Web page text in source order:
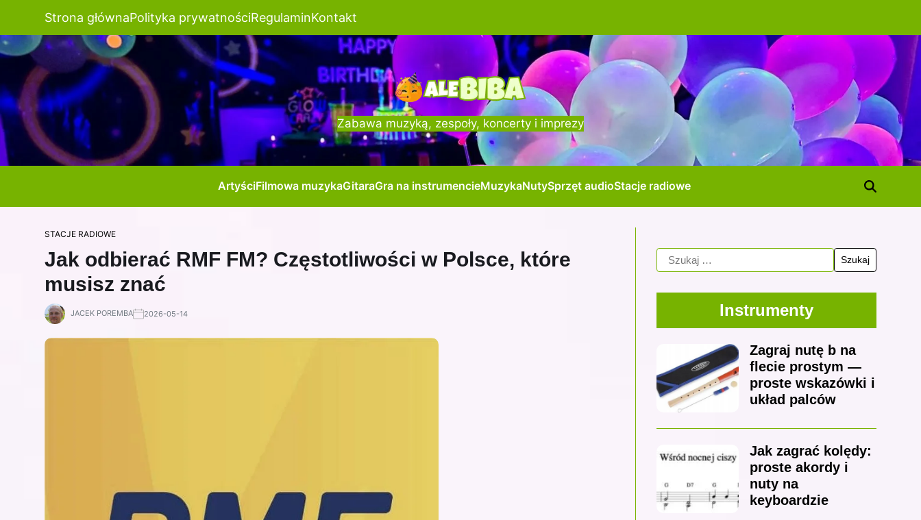
Strona głównaPolityka prywatnościRegulaminKontakt
Zabawa muzyką, zespoły, koncerty i imprezy
ArtyściFilmowa muzykaGitaraGra na instrumencieMuzykaNutySprzęt audioStacje radiowe
STACJE RADIOWE
Jak odbierać RMF FM? Częstotliwości w Polsce, które
musisz znać
JACEK POREMBA 2026-05-14 Instrumenty
Zagraj nutę b na
flecie prostym —
proste wskazówki i
układ palców
Jak zagrać kolędy:
proste akordy i
nuty na
keyboardzie